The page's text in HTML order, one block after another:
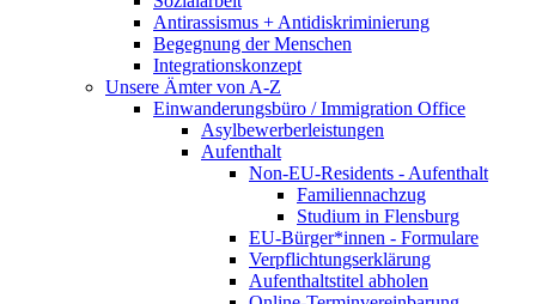
Antirassismus + Antidiskriminierung
Begegnung der Menschen
Integrationskonzept
Unsere Ämter von A-Z
Einwanderungsbüro / Immigration Office
Asylbewerberleistungen
Aufenthalt
Non-EU-Residents - Aufenthalt
Familiennachzug
Studium in Flensburg
EU-Bürger*innen - Formulare
Verpflichtungserklärung
Aufenthaltstitel abholen